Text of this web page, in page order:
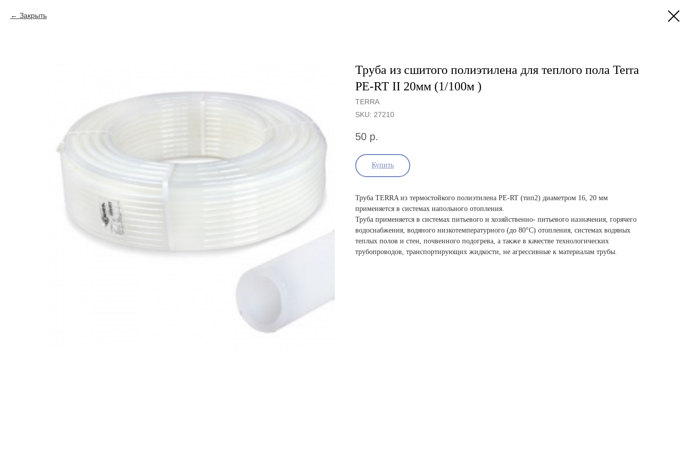
Закрыть
Труба из сшитого полиэтилена для теплого пола Terra
PE-RT II 20мм (1/100м )
TERRA
SKU: 27210
50 р.
Купить
Труба TERRA из термостойкого полиэтилена PE-RT (тип2) диаметром 16, 20 мм
применяется в системах напольного отопления.
Труба применяется в системах питьевого и хозяйственно- питьевого назначения, горячего
водоснабжения, водяного низкотемпературного (до 80°С) отопления, системах водяных
теплых полов и стен, почвенного подогрева, а также в качестве технологических
трубопроводов, транспортирующих жидкости, не агрессивные к материалам трубы.